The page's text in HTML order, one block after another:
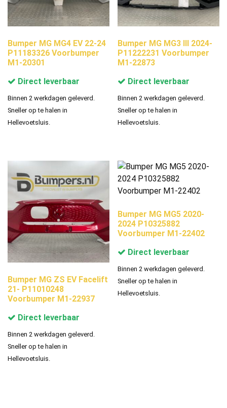
Bumper MG MG4 EV 22-24
P11183326 Voorbumper
M1-20301
Direct leverbaar
Binnen 2 werkdagen geleverd.
Sneller op te halen in
Hellevoetsluis.
Bumper MG MG3 III 2024-
P11222231 Voorbumper
M1-22873
Direct leverbaar
Binnen 2 werkdagen geleverd.
Sneller op te halen in
Hellevoetsluis.
Bumper MG ZS EV Facelift
21- P11010248
Voorbumper M1-22937
Direct leverbaar
Binnen 2 werkdagen geleverd.
Sneller op te halen in
Hellevoetsluis.
Bumper MG MG5 2020-
2024 P10325882
Voorbumper M1-22402
Direct leverbaar
Binnen 2 werkdagen geleverd.
Sneller op te halen in
Hellevoetsluis.